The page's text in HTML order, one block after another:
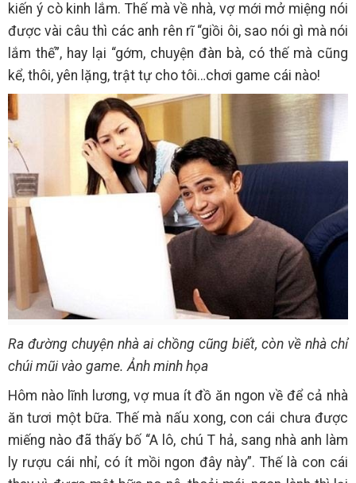
kiến ý cò kinh lắm. Thế mà về nhà, vợ mới mở miệng nói
được vài câu thì các anh rên rĩ “giồi ôi, sao nói gì mà nói
lắm thế”, hay lại “gớm, chuyện đàn bà, có thế mà cũng
kể, thôi, yên lặng, trật tự cho tôi…chơi game cái nào!
Ra đường chuyện nhà ai chồng cũng biết, còn về nhà chỉ
chúi mũi vào game. Ảnh minh họa
Hôm nào lĩnh lương, vợ mua ít đồ ăn ngon về để cả nhà
ăn tươi một bữa. Thế mà nấu xong, con cái chưa được
miếng nào đã thấy bố “A lô, chú T hả, sang nhà anh làm
ly rượu cái nhỉ, có ít mồi ngon đây này”. Thế là con cái